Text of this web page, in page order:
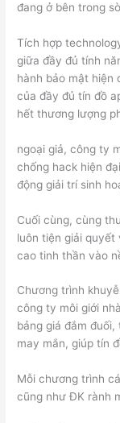
đang ở bên trong
Tích hợp
giữa đầy đủ tính
hành bảo mật hiện
của đầy đủ tín đồ
hết thương lượng
ngoại giả, công ty
chống hack hiện
động giải trí sinh
Cuối cùng, cùng
luôn tiện giải
cao tinh thần vào
Chương trình
công ty môi giới
bảng giá đắm
may mắn, giúp tín
Mỗi chương trình
cũng như ĐK rành